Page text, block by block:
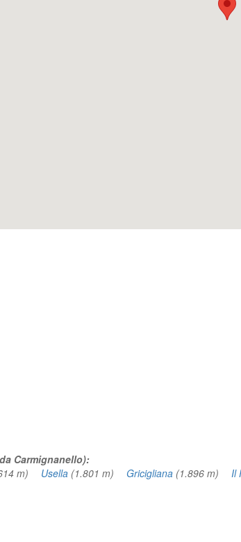
Carmignanello):
m) Usella (1.801 m) Gricigliana (1.896 m) Il